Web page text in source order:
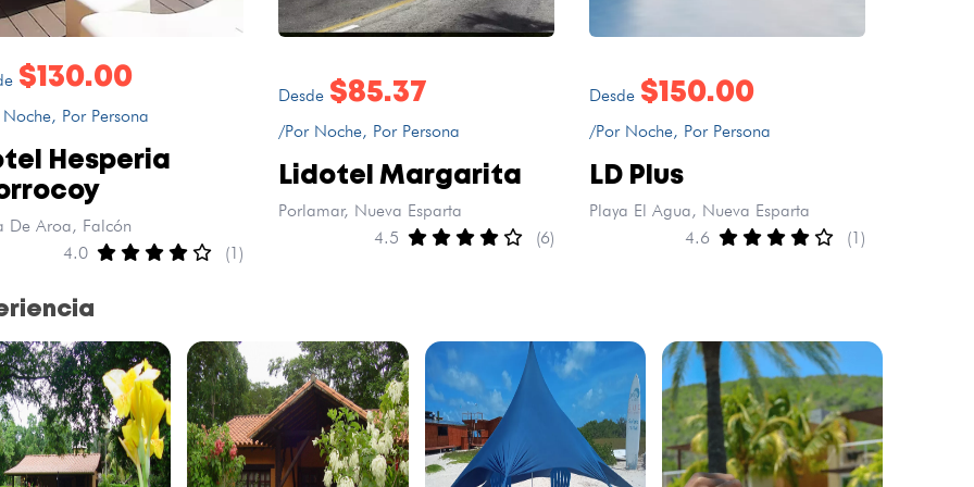
$130.00
Por Persona
Hesperia
De Aroa, Falcón
4.0
(1)
Desde $85.37
/Por Noche, Por Persona
Lidotel Margarita
Porlamar, Nueva Esparta
4.5
(6)
Desde $150.00
/Por Noche, Por Persona
LD Plus
Playa El Agua, Nueva Esparta
4.6
(1)